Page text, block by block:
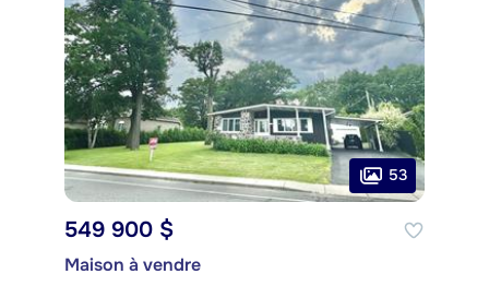
53
549 900 $
Maison à vendre